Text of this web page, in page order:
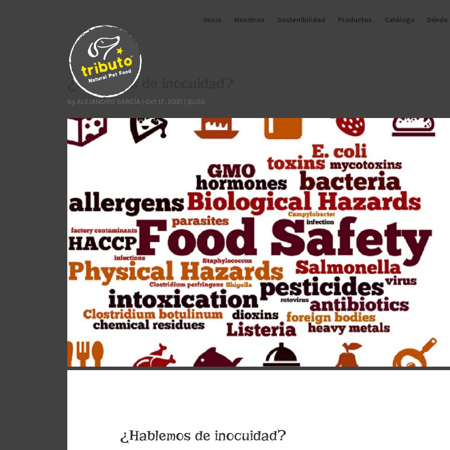
Inicio Nosotros Sostenibilidad Productos Catálogo
¿Hablemos de inocuidad?
by ALEJANDRO GARCÍA Oct 17, 2021 BLOG
¿Hablemos de inocuidad?